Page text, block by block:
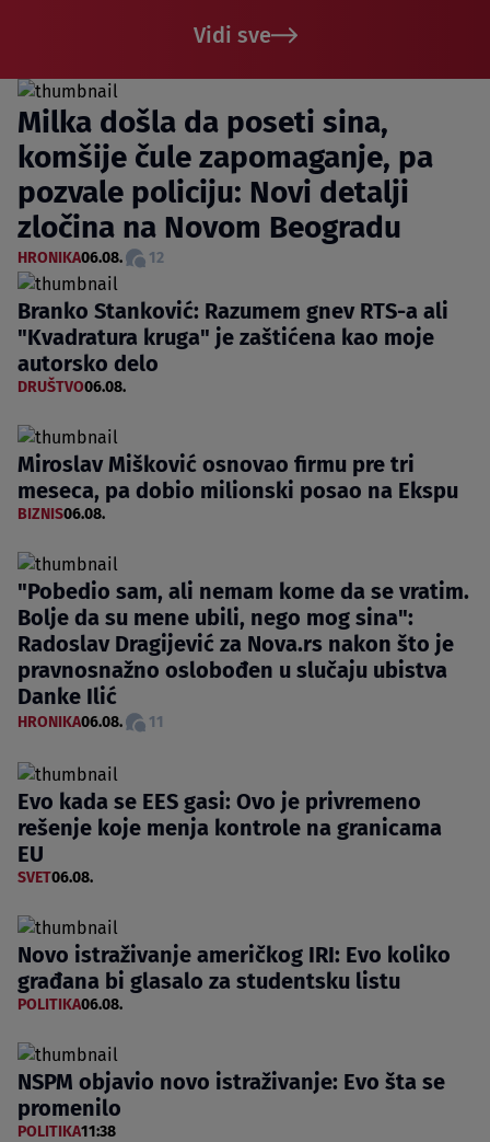
Vidi sve
Milka došla da poseti sina,
komšije čule zapomaganje, pa
pozvale policiju: Novi detalji
zločina na Novom Beogradu
HRONIKA06.08. 12
Branko Stanković: Razumem gnev RTS-a ali
"Kvadratura kruga" je zaštićena kao moje
autorsko delo
DRUŠTVO06.08.
Miroslav Mišković osnovao firmu pre tri
meseca, pa dobio milionski posao na Ekspu
BIZNIS06.08.
"Pobedio sam, ali nemam kome da se vratim.
Bolje da su mene ubili, nego mog sina":
Radoslav Dragijević za Nova.rs nakon što je
pravnosnažno oslobođen u slučaju ubistva
Danke Ilić
HRONIKA06.08. 11
Evo kada se EES gasi: Ovo je privremeno
rešenje koje menja kontrole na granicama
EU
SVET06.08.
Novo istraživanje američkog IRI: Evo koliko
građana bi glasalo za studentsku listu
POLITIKA06.08.
NSPM objavio novo istraživanje: Evo šta se
promenilo
POLITIKA11:38